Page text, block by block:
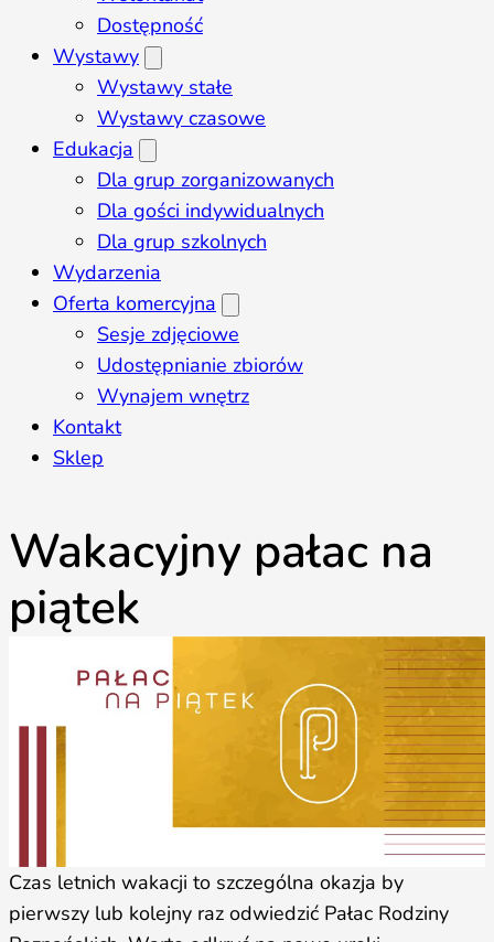
Dostępność
Wystawy
Wystawy stałe
Wystawy czasowe
Edukacja
Dla grup zorganizowanych
Dla gości indywidualnych
Dla grup szkolnych
Wydarzenia
Oferta komercyjna
Sesje zdjęciowe
Udostępnianie zbiorów
Wynajem wnętrz
Kontakt
Sklep
Wakacyjny pałac na
piątek
Czas letnich wakacji to szczególna okazja by
pierwszy lub kolejny raz odwiedzić Pałac Rodziny